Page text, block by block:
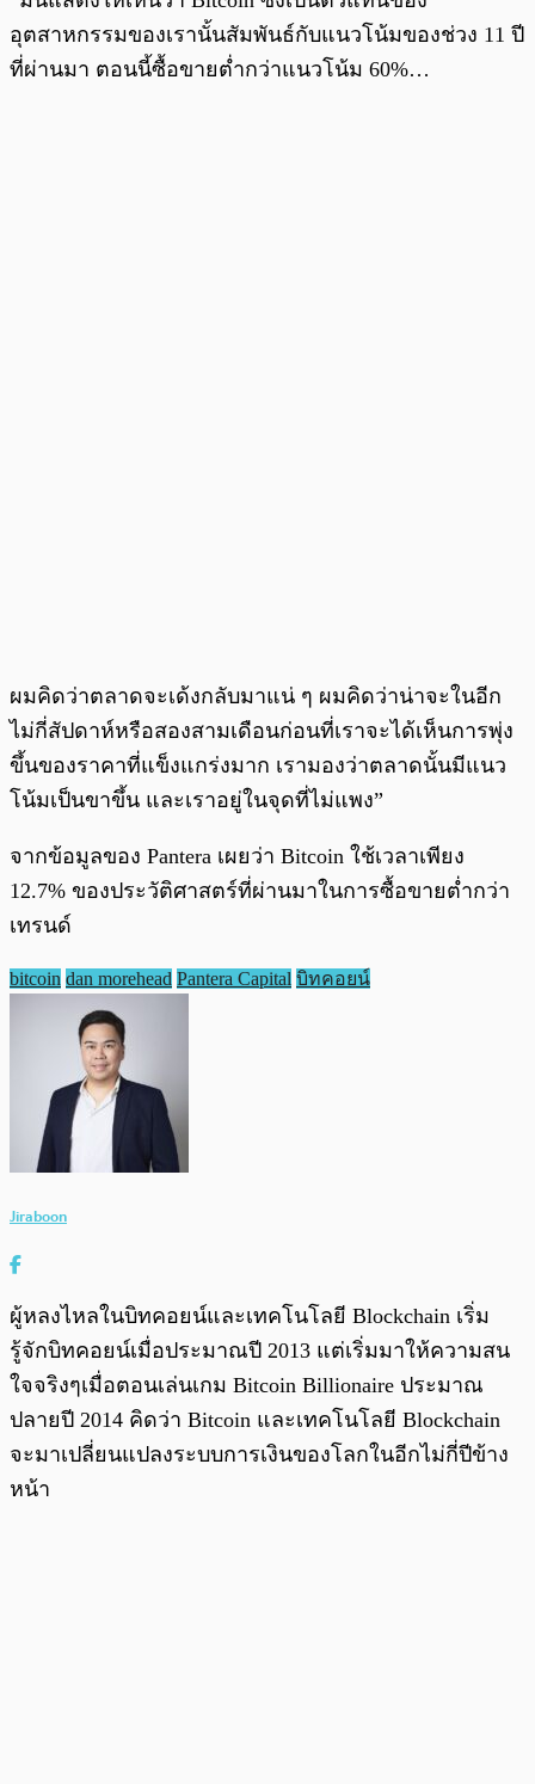
อุตสาหกรรมของเรานั้นสัมพันธ์กับแนวโน้มของช่วง 11 ปี
ที่ผ่านมา ตอนนี้ซื้อขายต่ำกว่าแนวโน้ม 60%…
ผมคิดว่าตลาดจะเด้งกลับมาแน่ ๆ ผมคิดว่าน่าจะในอีก
ไม่กี่สัปดาห์หรือสองสามเดือนก่อนที่เราจะได้เห็นการพุ่ง
ขึ้นของราคาที่แข็งแกร่งมาก เรามองว่าตลาดนั้นมีแนว
โน้มเป็นขาขึ้น และเราอยู่ในจุดที่ไม่แพง”
จากข้อมูลของ Pantera เผยว่า Bitcoin ใช้เวลาเพียง
12.7% ของประวัติศาสตร์ที่ผ่านมาในการซื้อขายต่ำกว่า
เทรนด์
bitcoin dan morehead Pantera Capital บิทคอยน์
Jiraboon
ผู้หลงไหลในบิทคอยน์และเทคโนโลยี Blockchain เริ่ม
รู้จักบิทคอยน์เมื่อประมาณปี 2013 แต่เริ่มมาให้ความสน
ใจจริงๆเมื่อตอนเล่นเกม Bitcoin Billionaire ประมาณ
ปลายปี 2014 คิดว่า Bitcoin และเทคโนโลยี Blockchain
จะมาเปลี่ยนแปลงระบบการเงินของโลกในอีกไม่กี่ปีข้าง
หน้า